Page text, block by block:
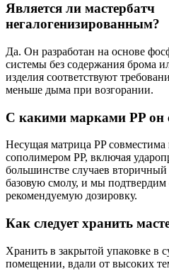
Является ли мастербатч
негалогенизированным?
Да. Он разработан на основе
системы без содержания брома
изделия соответствуют
меньше дыма при возгорании.
С какими марками PP он
Несущая матрица PP
сополимером PP, включая
большинстве случаев
базовую смолу, и мы подтвердим
рекомендуемую дозировку.
Как следует хранить
Хранить в закрытой упаковке в
помещении, вдали от высоких